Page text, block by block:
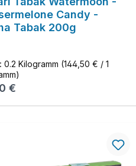
Candy -
Tabak 200g
0.2 Kilogramm (144,50 € / 1
Preis:
€